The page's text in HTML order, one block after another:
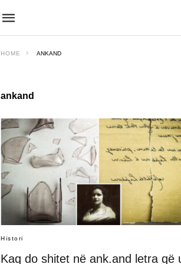
HOME ANKAND
ankand
Histori
Kaq do shitet në ank.and letra që